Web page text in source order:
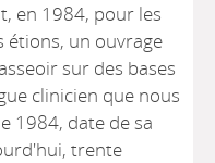
en 1984, pour les
étions, un ouvrage
sur des bases
clinicien que nous
1984, date de sa
trente